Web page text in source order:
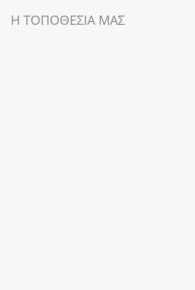
Η ΤΟΠΟΘΕΣΙΑ ΜΑΣ